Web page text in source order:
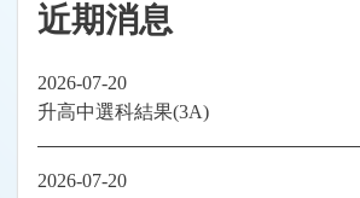
近期消息
2026-07-20
升高中選科結果(3A)
2026-07-20